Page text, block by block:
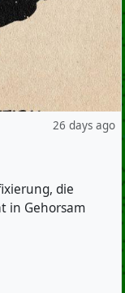
26 days ago
die
in Gehorsam